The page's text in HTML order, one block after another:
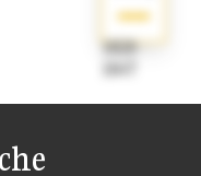
1828 -
1847